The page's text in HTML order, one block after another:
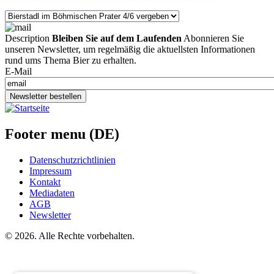
Description Bleiben Sie auf dem Laufenden Abonnieren Sie
unseren Newsletter, um regelmäßig die aktuellsten Informationen
rund ums Thema Bier zu erhalten.
E-Mail
Newsletter bestellen
Footer menu (DE)
Datenschutzrichtlinien
Impressum
Kontakt
Mediadaten
AGB
Newsletter
© 2026. Alle Rechte vorbehalten.